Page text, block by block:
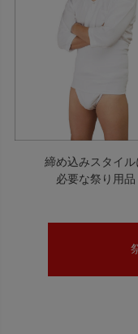
締め込みスタイル
必要な祭り用品